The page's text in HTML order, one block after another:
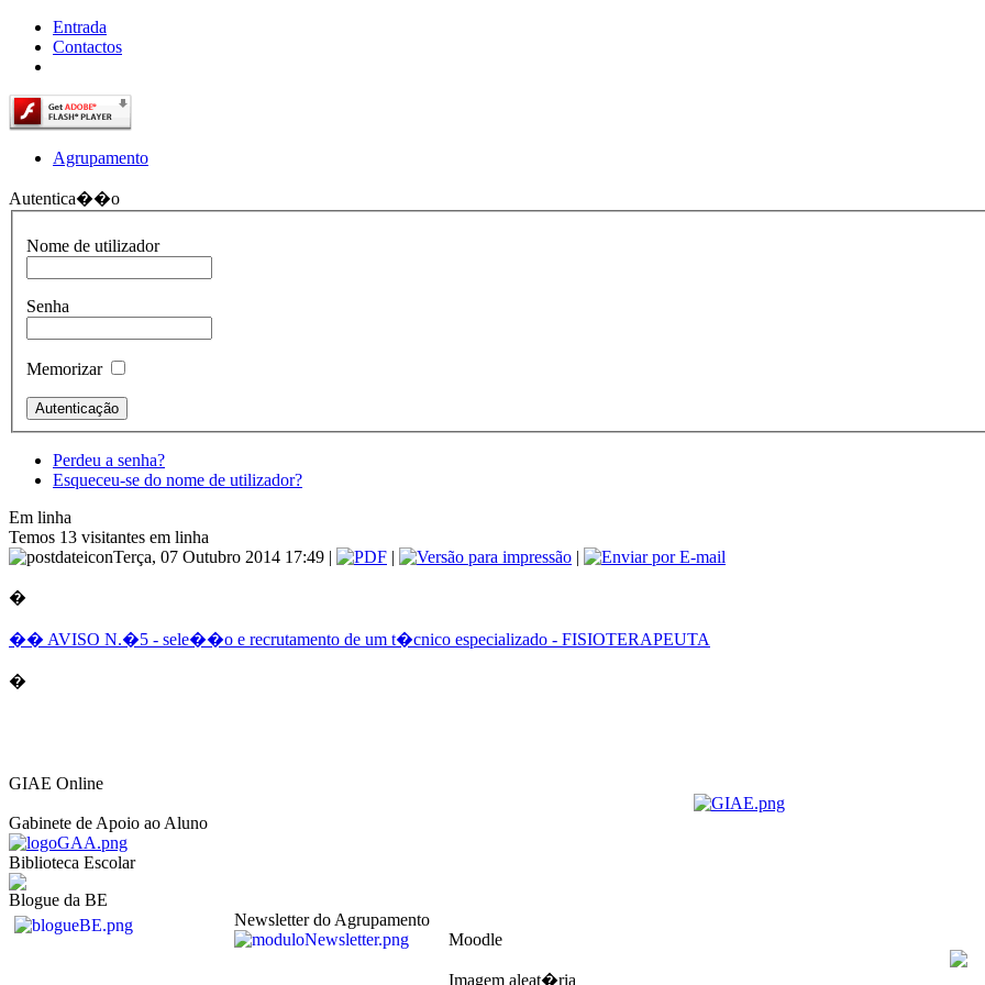
Entrada
Contactos
Agrupamento
Autentica��o
Nome de utilizador
Senha
Memorizar
Perdeu a senha?
Esqueceu-se do nome de utilizador?
Em linha
Temos 13 visitantes em linha
Terça, 07 Outubro 2014 17:49 |
| |
�
�� AVISO N.�5 - sele��o e recrutamento de um t�cnico especializado - FISIOTERAPEUTA
�
GIAE Online
Gabinete de Apoio ao Aluno
Biblioteca Escolar
Blogue da BE
Newsletter do Agrupamento
Moodle
Imagem aleat�ria